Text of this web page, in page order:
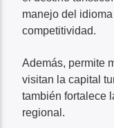
manejo del
competitividad.
Además, permite
visitan la capital
también fortalece
regional.